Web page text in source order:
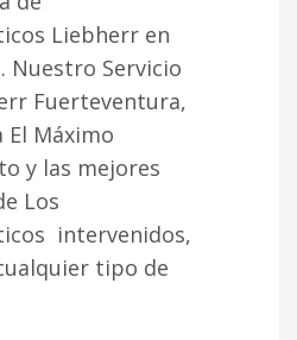
Liebherr en
Nuestro Servicio
Fuerteventura,
El Máximo
y las mejores
Los
intervenidos,
tipo de